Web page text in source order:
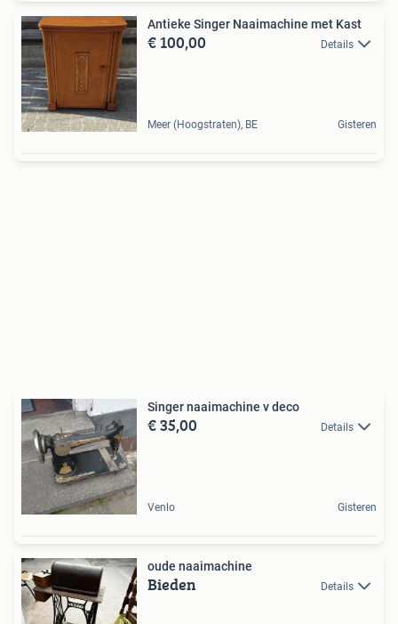
Antieke Singer Naaimachine met Kast
€ 100,00 Details
Meer (Hoogstraten), BE Gisteren
Singer naaimachine v deco
€ 35,00 Details
Venlo Gisteren
oude naaimachine
Bieden Details